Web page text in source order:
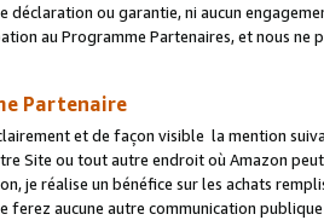
déclaration ou garantie, ni aucun
au Programme Partenaires, et nous
Partenaire
et de façon visible la mention
Site ou tout autre endroit où Amazon
je réalise un bénéfice sur les achats
ferez aucune autre communication